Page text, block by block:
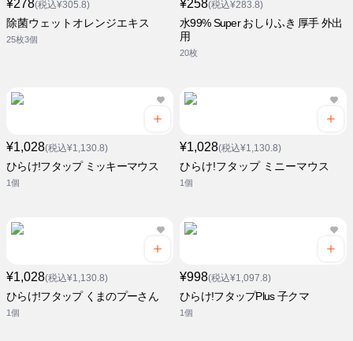
¥278(税込¥305.8)
除菌ウェットオレンジエキス
25枚3個
¥258(税込¥283.8)
水99% Super おしりふき 厚手 外出
用
20枚
¥1,028(税込¥1,130.8)
ひらけ!フタップ ミッキーマウス
1個
¥1,028(税込¥1,130.8)
ひらけ!フタップ ミニーマウス
1個
¥1,028(税込¥1,130.8)
ひらけ!フタップ くまのプーさん
1個
¥998(税込¥1,097.8)
ひらけ!フタップPlus 子クマ
1個